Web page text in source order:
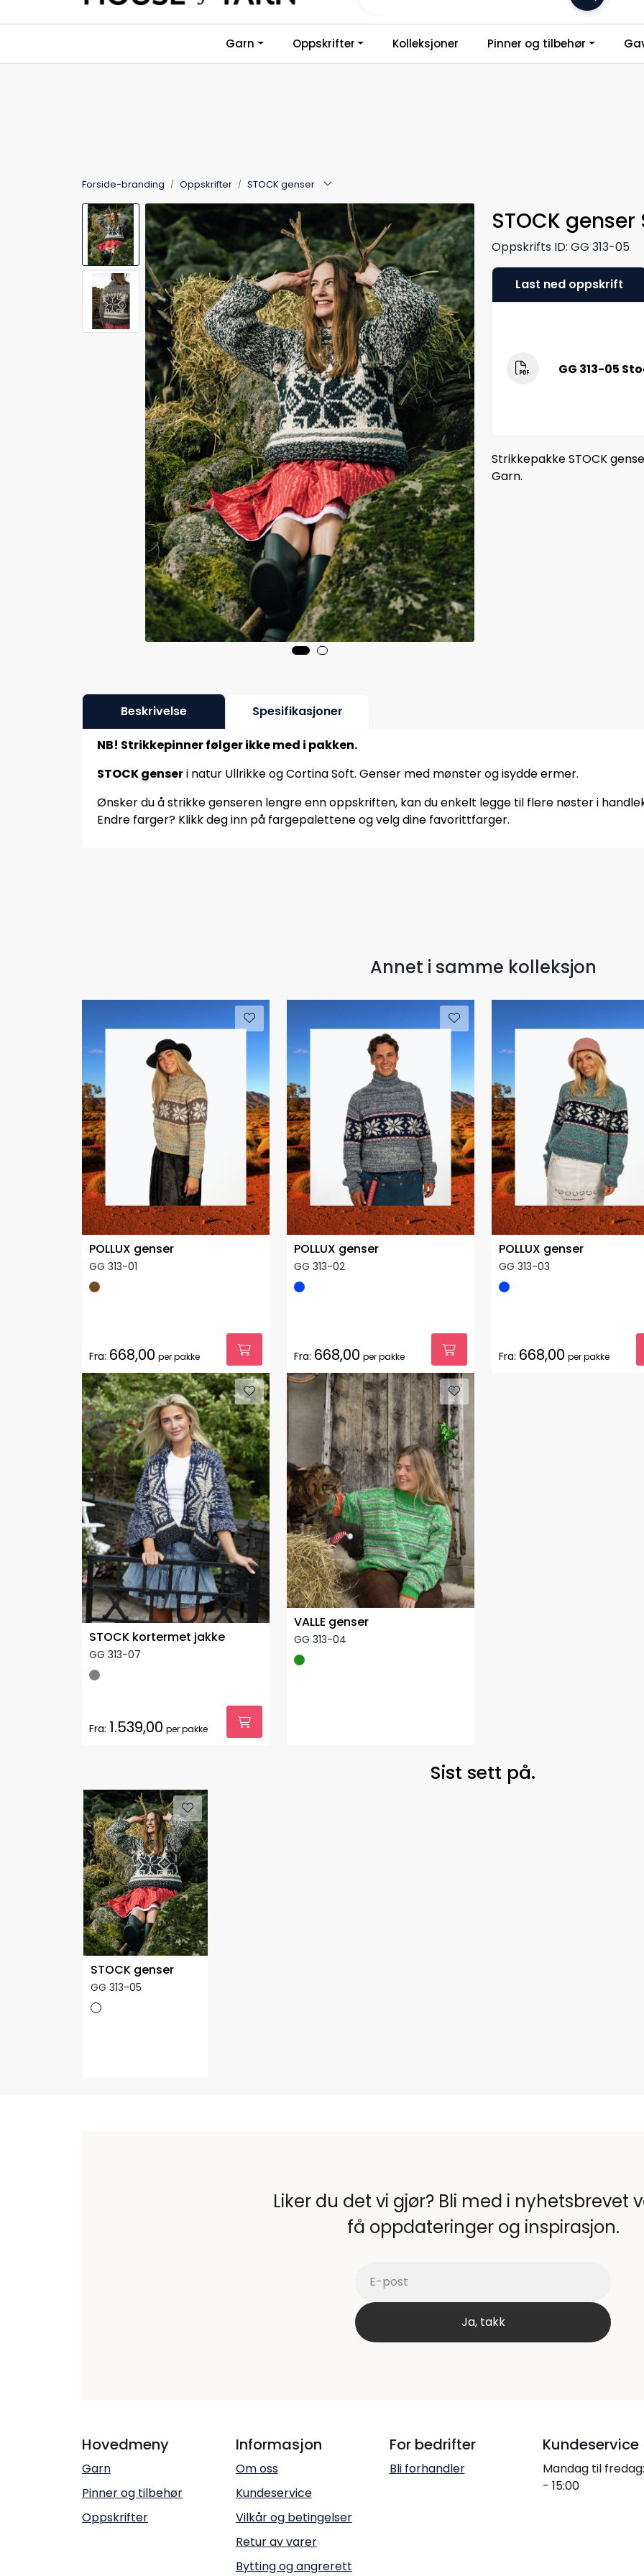
Skip to main content
Garn Oppskrifter Kolleksjoner Pinner og tilbehør
Forside-branding Oppskrifter STOCK genser
STOCK genser
Oppskrifts ID: GG 313-05
Last ned oppskrift
GG 313-05
Strikkepakke STOCK
Garn.
Beskrivelse Spesifikasjoner
NB! Strikkepinner følger ikke med i pakken.
STOCK genseri natur Ullrikke og Cortina Soft. Genser med mønster og isydde ermer.
Ønsker du å strikke genseren lengre enn oppskriften, kan du enkelt legge til flere nøster i
Endre farger? Klikk deg inn på fargepalettene og velg dine favorittfarger.
Annet i samme kolleksjon
POLLUX genser
GG 313-01
Fra: 668,00 per pakke
POLLUX genser
GG 313-02
Fra: 668,00 per pakke
POLLUX genser
GG 313-03
Fra: 668,00 per pakke
STOCK kortermet jakke
GG 313-07
Fra: 1.539,00 per pakke
VALLE genser
GG 313-04
Sist sett på.
STOCK genser
GG 313-05
Liker du det vi gjør? Bli med i nyhetsbrevet
få oppdateringer og inspirasjon.
Hovedmeny
Garn
Pinner og tilbehør
Oppskrifter
Informasjon
Om oss
Kundeservice
Vilkår og betingelser
Retur av varer
Bytting og angrerett
For bedrifter
Bli forhandler
Kundeservice
Mandag til
- 15:00